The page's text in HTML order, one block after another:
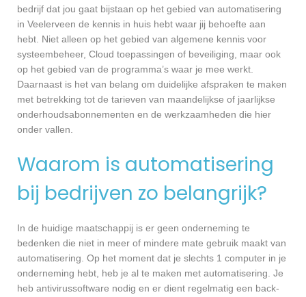
bedrijf dat jou gaat bijstaan op het gebied van automatisering
in Veelerveen de kennis in huis hebt waar jij behoefte aan
hebt. Niet alleen op het gebied van algemene kennis voor
systeembeheer, Cloud toepassingen of beveiliging, maar ook
op het gebied van de programma’s waar je mee werkt.
Daarnaast is het van belang om duidelijke afspraken te maken
met betrekking tot de tarieven van maandelijkse of jaarlijkse
onderhoudsabonnementen en de werkzaamheden die hier
onder vallen.
Waarom is automatisering
bij bedrijven zo belangrijk?
In de huidige maatschappij is er geen onderneming te
bedenken die niet in meer of mindere mate gebruik maakt van
automatisering. Op het moment dat je slechts 1 computer in je
onderneming hebt, heb je al te maken met automatisering. Je
heb antivirussoftware nodig en er dient regelmatig een back-